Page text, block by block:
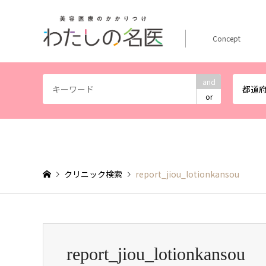
and
or
都道
Concept
クリニック検索 report_jiou_lotionkansou
report_jiou_lotionkansou